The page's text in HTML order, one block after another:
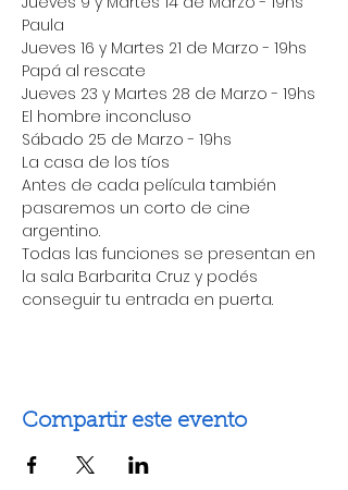
Paula
Jueves 16 y Martes 21 de Marzo - 19hs
Papá al rescate
Jueves 23 y Martes 28 de Marzo - 19hs
El hombre inconcluso
Sábado 25 de Marzo - 19hs
La casa de los tíos
Antes de cada película también
pasaremos un corto de cine
argentino.
Todas las funciones se presentan en
la sala Barbarita Cruz y podés
conseguir tu entrada en puerta.
Compartir este evento